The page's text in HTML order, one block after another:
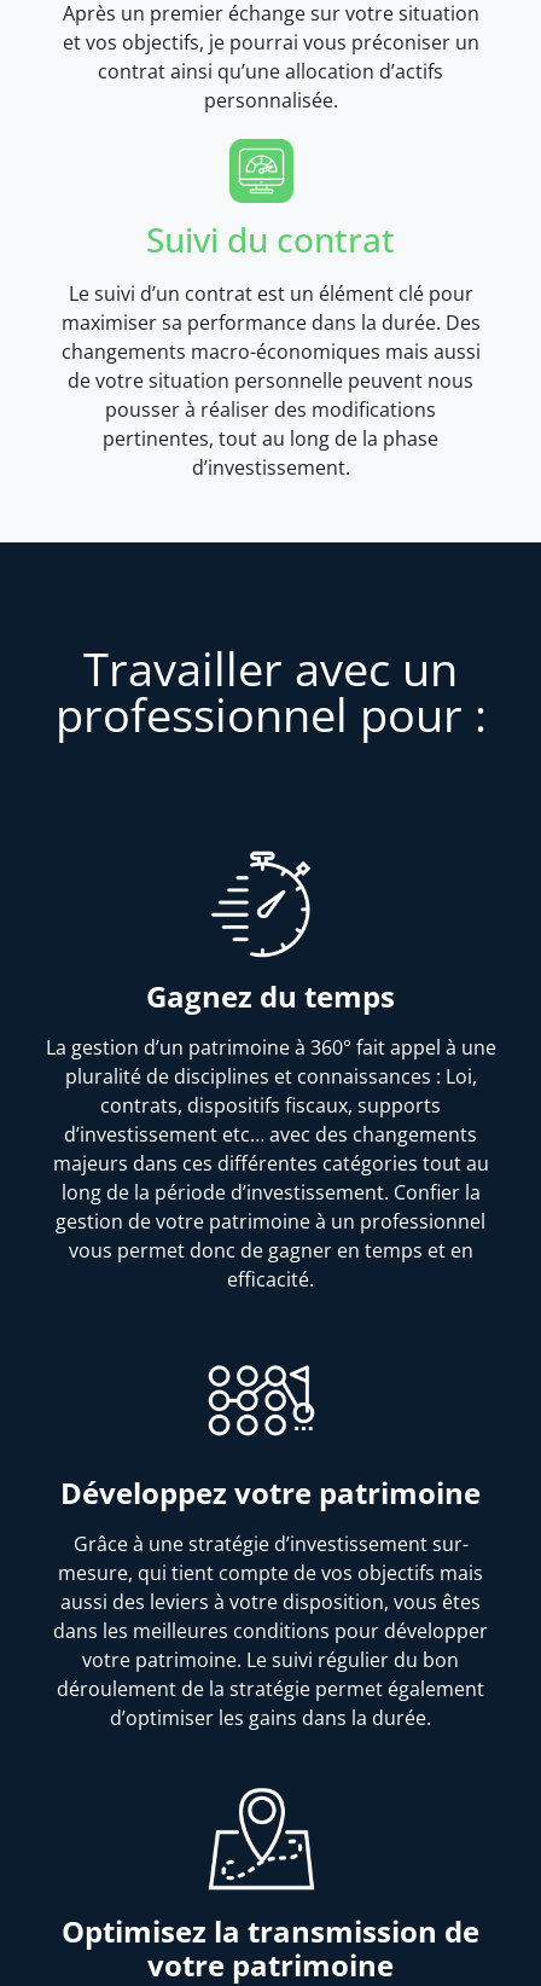
Après un premier échange sur votre situation
et vos objectifs, je pourrai vous préconiser un
contrat ainsi qu’une allocation d’actifs
personnalisée.
Suivi du contrat
Le suivi d’un contrat est un élément clé pour
maximiser sa performance dans la durée. Des
changements macro-économiques mais aussi
de votre situation personnelle peuvent nous
pousser à réaliser des modifications
pertinentes, tout au long de la phase
d’investissement.
Travailler avec un
professionnel pour :
Gagnez du temps
La gestion d’un patrimoine à 360° fait appel à une
pluralité de disciplines et connaissances : Loi,
contrats, dispositifs fiscaux, supports
d’investissement etc… avec des changements
majeurs dans ces différentes catégories tout au
long de la période d’investissement. Confier la
gestion de votre patrimoine à un professionnel
vous permet donc de gagner en temps et en
efficacité.
Développez votre patrimoine
Grâce à une stratégie d’investissement sur-
mesure, qui tient compte de vos objectifs mais
aussi des leviers à votre disposition, vous êtes
dans les meilleures conditions pour développer
votre patrimoine. Le suivi régulier du bon
déroulement de la stratégie permet également
d’optimiser les gains dans la durée.
Optimisez la transmission de
votre patrimoine